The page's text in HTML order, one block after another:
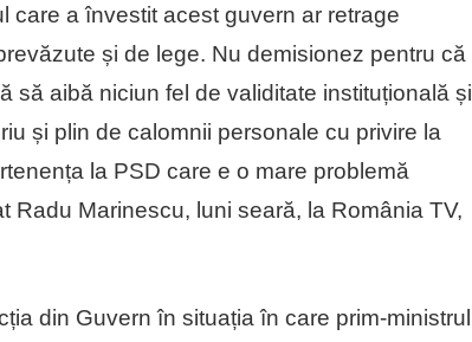
care a învestit acest guvern ar retrage
și de lege. Nu demisionez pentru că
să aibă niciun fel de validitate instituțională și
și plin de calomnii personale cu privire la
la PSD care e o mare problemă
Radu Marinescu, luni seară, la România TV,
din Guvern în situația în care prim-ministrul